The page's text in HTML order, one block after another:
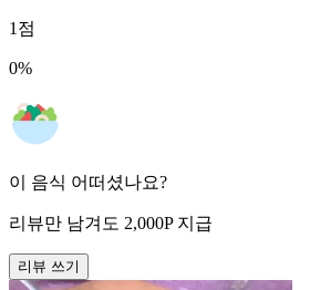
1 점
0%
이 음식 어떠셨나요?
리뷰만 남겨도 2,000P 지급
리뷰 쓰기